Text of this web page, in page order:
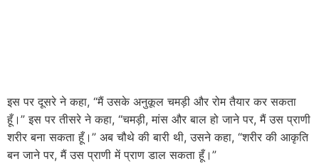
इस पर दूसरे ने कहा, “मैं उसके अनुकूल चमड़ी और रोम तैयार कर सकता
हूँ।” इस पर तीसरे ने कहा, “चमड़ी, मांस और बाल हो जाने पर, मैं उस प्राणी
शरीर बना सकता हूँ।” अब चौथे की बारी थी, उसने कहा, “शरीर की आकृति
बन जाने पर, मैं उस प्राणी में प्राण डाल सकता हूँ।”